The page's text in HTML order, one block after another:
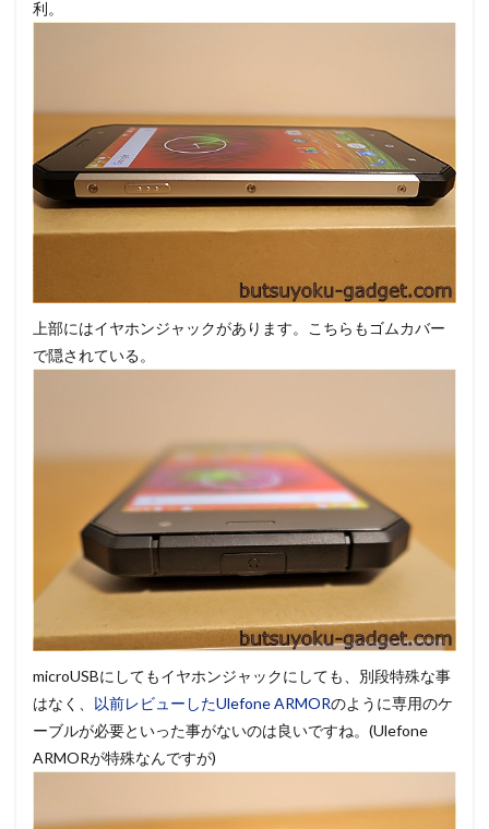
利。
上部にはイヤホンジャックがあります。こちらもゴムカバー
で隠されている。
microUSBにしてもイヤホンジャックにしても、別段特殊な事
はなく、 以前レビューしたUlefone ARMORのように専用のケ
ーブルが必要といった事がないのは良いですね。(Ulefone
ARMORが特殊なんですが)